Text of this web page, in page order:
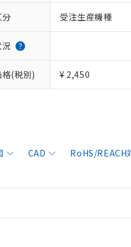
分 受注生産機種
格(税別) ¥ 2,450
CAD RoHS/REACH